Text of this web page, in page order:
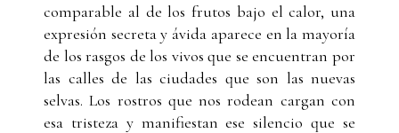
comparable al de los frutos bajo el calor, una
expresión secreta y ávida aparece en la mayoría
de los rasgos de los vivos que se encuentran por
las calles de las ciudades que son las nuevas
selvas. Los rostros que nos rodean cargan con
esa tristeza y manifiestan ese silencio que se